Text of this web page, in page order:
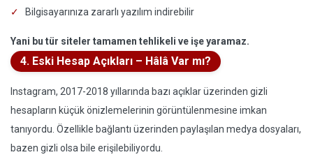
Bilgisayarınıza zararlı yazılım indirebilir
Yani bu tür siteler tamamen tehlikeli ve işe yaramaz.
4. Eski Hesap Açıkları – Hâlâ Var mı?
Instagram, 2017-2018 yıllarında bazı açıklar üzerinden gizli
hesapların küçük önizlemelerinin görüntülenmesine imkan
tanıyordu. Özellikle bağlantı üzerinden paylaşılan medya dosyaları,
bazen gizli olsa bile erişilebiliyordu.